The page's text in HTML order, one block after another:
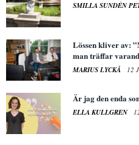
SMILLA SUNDÉN
Lössen kliver av:
man träffar
MARIUS LYCKÅ 12
Är jag den enda
ELLA KULLGREN